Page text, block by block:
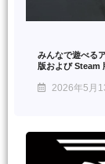
みんなで遊べる
版および Steam
2026年5月